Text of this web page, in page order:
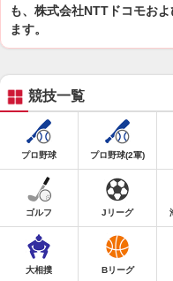
も、株式会社NTTドコモお
ます。
競技一覧
プロ野球 プロ野球(2軍)
ゴルフ Jリーグ
大相撲 Bリーグ